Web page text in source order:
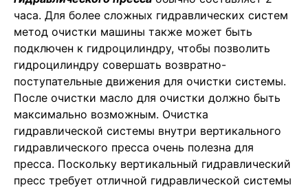
часа. Для более сложных гидравлических систем
метод очистки машины также может быть
подключен к гидроцилиндру, чтобы позволить
гидроцилиндру совершать возвратно-
поступательные движения для очистки системы.
После очистки масло для очистки должно быть
максимально возможным. Очистка
гидравлической системы внутри вертикального
гидравлического пресса очень полезна для
пресса. Поскольку вертикальный гидравлический
пресс требует отличной гидравлической системы